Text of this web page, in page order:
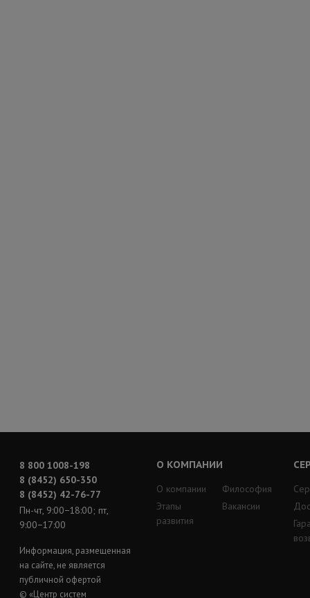
8 800 1008-198
8 (8452) 650-350
8 (8452) 42-76-77
Пн-чт, 9:00−18:00; пт,
9:00−17:00
Информация, размещенная
на сайте, не является
публичной офертой
© «Центр систем
О КОМПАНИИ
О компании
Этапы
развития
Философия
Вакансии